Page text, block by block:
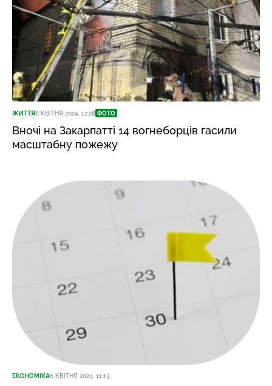
ЖИТТЯ6 КВІТНЯ 2024, 12:28 ФОТО
Вночі на Закарпатті 14 вогнеборців гасили
масштабну пожежу
ЕКОНОМІКА6 КВІТНЯ 2024, 11:13